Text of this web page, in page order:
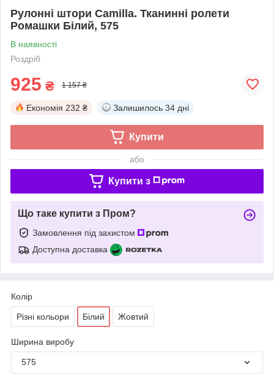
Рулонні штори Camilla. Тканинні ролети
Ромашки Білий, 575
В наявності
Роздріб
925 ₴ 1 157 ₴
Економія 232 ₴ Залишилось 34 дні
Купити
або
Купити з
Що таке купити з Пром?
Замовлення під захистом
Доступна доставка
Колір
Різні кольори Білий Жовтий
Ширина виробу
575